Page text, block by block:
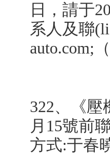
日，請于
系人及聯
auto.com;
322、
《
月15號前
方式:于春